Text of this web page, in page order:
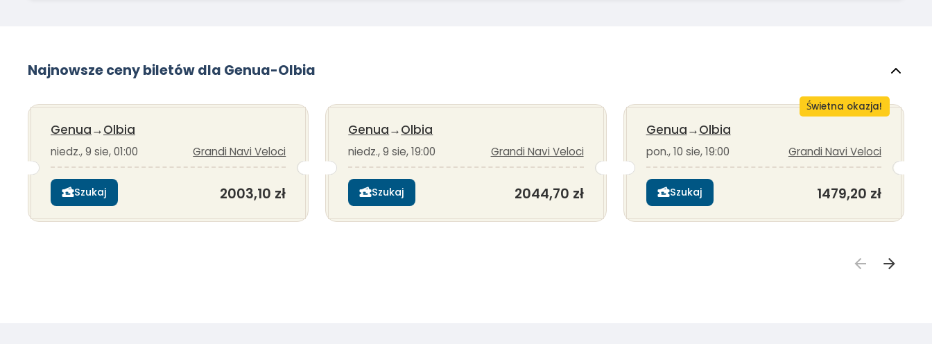
Najnowsze ceny biletów dla Genua-Olbia
Genua→Olbia
niedz., 9 sie, 01:00 Grandi Navi Veloci
Szukaj 2003,10 zł
Genua→Olbia
niedz., 9 sie, 19:00 Grandi Navi Veloci
Szukaj 2044,70 zł
Świetna okazja!
Genua→Olbia
pon., 10 sie, 19:00 Grandi Navi Veloci
Szukaj 1479,20 zł